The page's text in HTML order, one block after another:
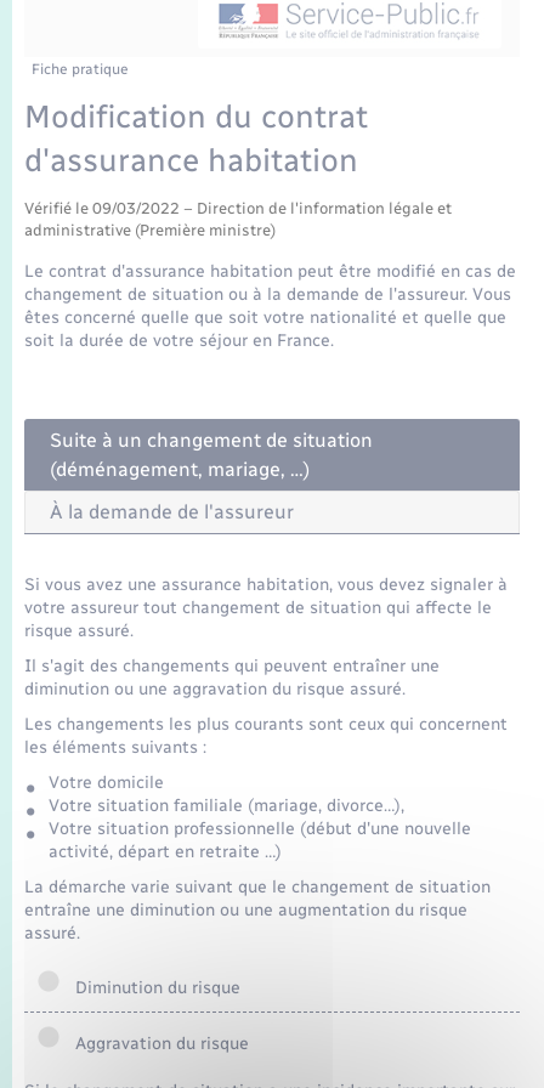
Mariage – PACS
Parrainage civil
Fiche pratique
Modification du contrat
d'assurance habitation
Vérifié le 09/03/2022 – Direction de l'information légale et
administrative (Première ministre)
Le contrat d'assurance habitation peut être modifié en cas de
changement de situation ou à la demande de l'assureur. Vous
êtes concerné quelle que soit votre nationalité et quelle que
soit la durée de votre séjour en France.
Suite à un changement de situation
(déménagement, mariage, …)
À la demande de l'assureur
Si vous avez une assurance habitation, vous devez signaler à
votre assureur tout changement de situation qui affecte le
risque assuré.
Il s'agit des changements qui peuvent entraîner une
diminution ou une aggravation du risque assuré.
Les changements les plus courants sont ceux qui concernent
les éléments suivants :
Votre domicile
Votre situation familiale (mariage, divorce…),
Votre situation professionnelle (début d'une nouvelle
activité, départ en retraite …)
La démarche varie suivant que le changement de situation
entraîne une diminution ou une augmentation du risque
assuré.
Diminution du risque
Aggravation du risque